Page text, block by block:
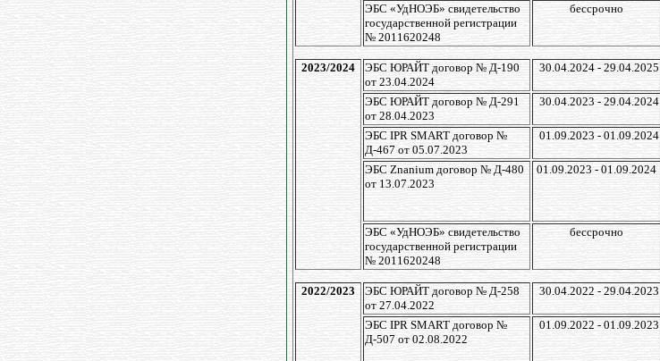
ЭБС «УдНОЭБ» свидетельство
государственной регистрации
№ 2011620248
бессрочно
2023/2024
ЭБС ЮРАЙТ договор № Д-190
от 23.04.2024
30.04.2024 - 29.04.2025
ЭБС ЮРАЙТ договор № Д-291
от 28.04.2023
30.04.2023 - 29.04.2024
ЭБС IPR SMART договор №
Д-467 от 05.07.2023
01.09.2023 - 01.09.2024
ЭБС Znanium договор № Д-480
от 13.07.2023
01.09.2023 - 01.09.2024
ЭБС «УдНОЭБ» свидетельство
государственной регистрации
№ 2011620248
бессрочно
2022/2023
ЭБС ЮРАЙТ договор № Д-258
от 27.04.2022
30.04.2022 - 29.04.2023
ЭБС IPR SMART договор №
Д-507 от 02.08.2022
01.09.2022 - 01.09.2023